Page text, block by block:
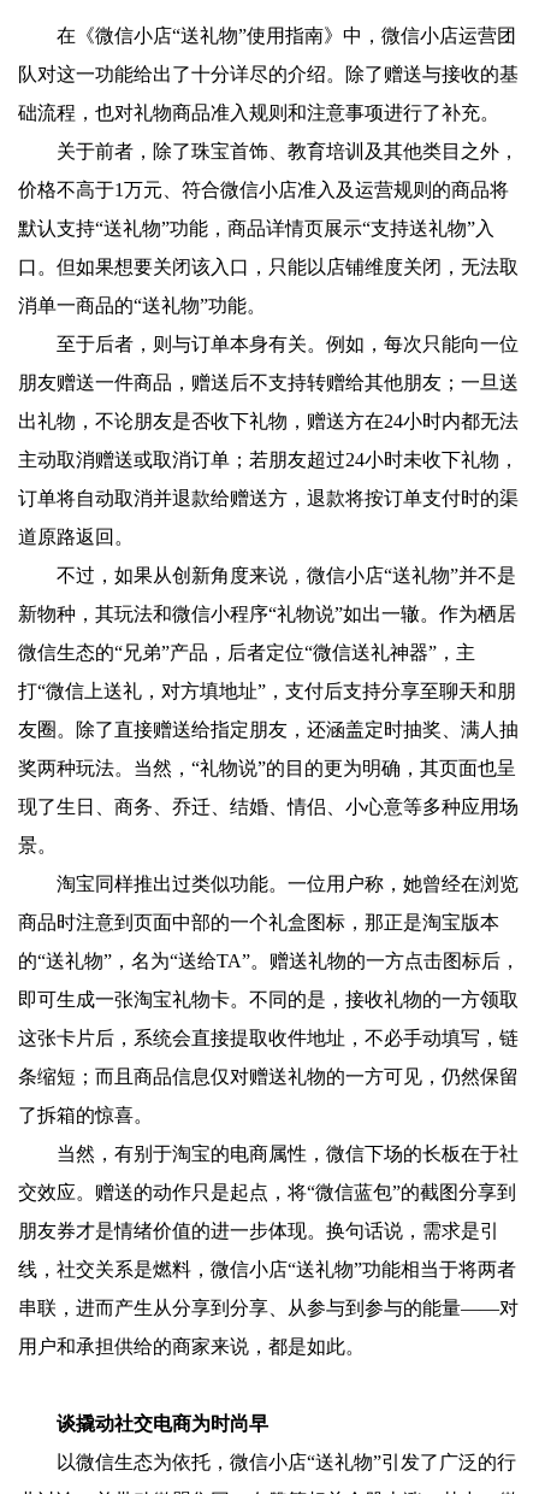
在《微信小店“送礼物”使用指南》中，微信小店运营团
队对这一功能给出了十分详尽的介绍。除了赠送与接收的基
础流程，也对礼物商品准入规则和注意事项进行了补充。
关于前者，除了珠宝首饰、教育培训及其他类目之外，
价格不高于1万元、符合微信小店准入及运营规则的商品将
默认支持“送礼物”功能，商品详情页展示“支持送礼物”入
口。但如果想要关闭该入口，只能以店铺维度关闭，无法取
消单一商品的“送礼物”功能。
至于后者，则与订单本身有关。例如，每次只能向一位
朋友赠送一件商品，赠送后不支持转赠给其他朋友；一旦送
出礼物，不论朋友是否收下礼物，赠送方在24小时内都无法
主动取消赠送或取消订单；若朋友超过24小时未收下礼物，
订单将自动取消并退款给赠送方，退款将按订单支付时的渠
道原路返回。
不过，如果从创新角度来说，微信小店“送礼物”并不是
新物种，其玩法和微信小程序“礼物说”如出一辙。作为栖居
微信生态的“兄弟”产品，后者定位“微信送礼神器”，主
打“微信上送礼，对方填地址”，支付后支持分享至聊天和朋
友圈。除了直接赠送给指定朋友，还涵盖定时抽奖、满人抽
奖两种玩法。当然，“礼物说”的目的更为明确，其页面也呈
现了生日、商务、乔迁、结婚、情侣、小心意等多种应用场
景。
淘宝同样推出过类似功能。一位用户称，她曾经在浏览
商品时注意到页面中部的一个礼盒图标，那正是淘宝版本
的“送礼物”，名为“送给TA”。赠送礼物的一方点击图标后，
即可生成一张淘宝礼物卡。不同的是，接收礼物的一方领取
这张卡片后，系统会直接提取收件地址，不必手动填写，链
条缩短；而且商品信息仅对赠送礼物的一方可见，仍然保留
了拆箱的惊喜。
当然，有别于淘宝的电商属性，微信下场的长板在于社
交效应。赠送的动作只是起点，将“微信蓝包”的截图分享到
朋友券才是情绪价值的进一步体现。换句话说，需求是引
线，社交关系是燃料，微信小店“送礼物”功能相当于将两者
串联，进而产生从分享到分享、从参与到参与的能量——对
用户和承担供给的商家来说，都是如此。
谈撬动社交电商为时尚早
以微信生态为依托，微信小店“送礼物”引发了广泛的行